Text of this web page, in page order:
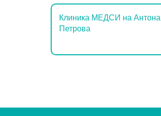
Прием невролога
Клиника МЕДСИ на Антона
Петрова